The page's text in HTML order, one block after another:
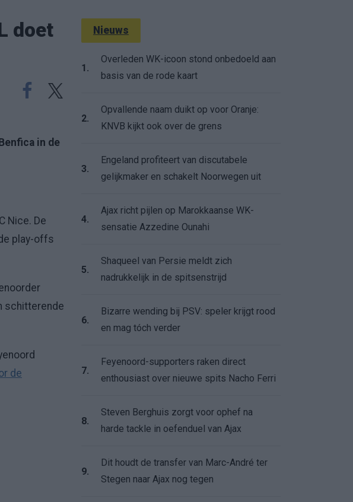
doet
in de
Nice. De
play-offs
schitterende
de
Nieuws
1.
Overleden WK-icoon stond onbedoeld aan
basis van de rode kaart
2.
Opvallende naam duikt op voor Oranje:
KNVB kijkt ook over de grens
3.
Engeland profiteert van discutabele
gelijkmaker en schakelt Noorwegen uit
4.
Ajax richt pijlen op Marokkaanse WK-
sensatie Azzedine Ounahi
5.
Shaqueel van Persie meldt zich
nadrukkelijk in de spitsenstrijd
6.
Bizarre wending bij PSV: speler krijgt rood
en mag tóch verder
7.
Feyenoord-supporters raken direct
enthousiast over nieuwe spits Nacho Ferri
8.
Steven Berghuis zorgt voor ophef na
harde tackle in oefenduel van Ajax
9.
Dit houdt de transfer van Marc-André ter
Stegen naar Ajax nog tegen